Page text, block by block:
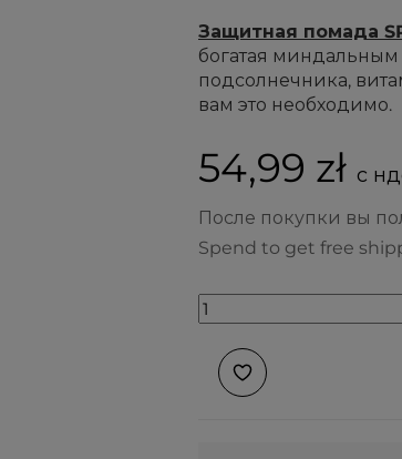
Защитная помада
богатая
подсолнечника,
вам это необходимо.
54,99 zł с
После покупки вы
Spend to get free